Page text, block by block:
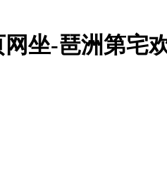
坐-琶洲第宅